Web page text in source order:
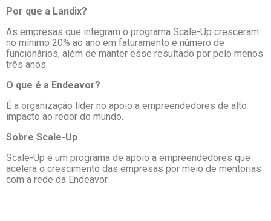
Por que a Landix?
As empresas que integram o programa Scale-Up cresceram
no mínimo 20% ao ano em faturamento e número de
funcionários, além de manter esse resultado por pelo menos
três anos.
O que é a Endeavor?
É a organização líder no apoio a empreendedores de alto
impacto ao redor do mundo.
Sobre Scale-Up
Scale-Up é um programa de apoio a empreendedores que
acelera o crescimento das empresas por meio de mentorias
com a rede da Endeavor.